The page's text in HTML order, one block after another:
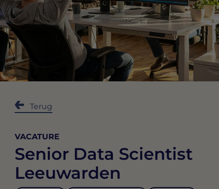
Terug
VACATURE
Senior Data Scientist
Leeuwarden